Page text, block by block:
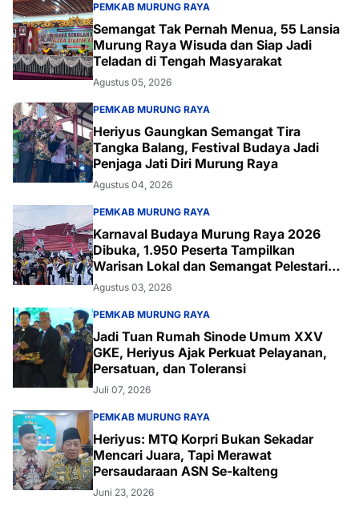
PEMKAB MURUNG RAYA
Semangat Tak Pernah Menua, 55 Lansia
Murung Raya Wisuda dan Siap Jadi
Teladan di Tengah Masyarakat
Agustus 05, 2026
PEMKAB MURUNG RAYA
Heriyus Gaungkan Semangat Tira
Tangka Balang, Festival Budaya Jadi
Penjaga Jati Diri Murung Raya
Agustus 04, 2026
PEMKAB MURUNG RAYA
Karnaval Budaya Murung Raya 2026
Dibuka, 1.950 Peserta Tampilkan
Warisan Lokal dan Semangat Pelestarian
Budaya
Agustus 03, 2026
PEMKAB MURUNG RAYA
Jadi Tuan Rumah Sinode Umum XXV
GKE, Heriyus Ajak Perkuat Pelayanan,
Persatuan, dan Toleransi
Juli 07, 2026
PEMKAB MURUNG RAYA
Heriyus: MTQ Korpri Bukan Sekadar
Mencari Juara, Tapi Merawat
Persaudaraan ASN Se-kalteng
Juni 23, 2026